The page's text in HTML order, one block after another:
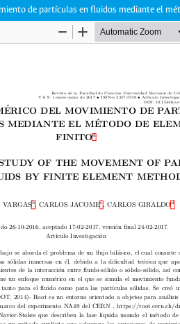
de partículas en fluidos mediante el